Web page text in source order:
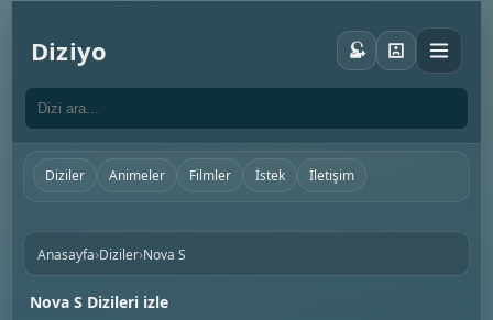
Diziyo
Diziler Animeler Filmler İstek İletişim
Anasayfa›Diziler›Nova S
Nova S Dizileri izle